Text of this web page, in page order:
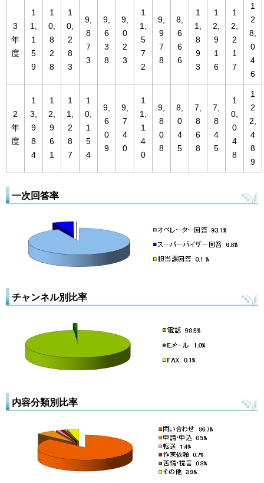
3
年
度
1
1,
1
5
9
1
0,
8
2
8
1
0,
2
8
3
9,
8
7
3
9,
6
3
8
9,
0
2
3
1
1,
5
7
2
9,
9
7
8
8,
6
6
6
1
1,
8
9
3
1
2,
9
1
6
1
2,
2
1
7
1
2
8,
0
4
6
2
年
度
1
3,
9
8
4
1
2,
9
6
1
1
1,
2
8
7
1
0,
1
5
4
9,
6
0
9
9,
7
4
0
1
1,
1
4
0
9,
8
0
8
8,
0
4
5
7,
8
6
8
7,
8
4
5
1
0,
0
4
8
1
2
2,
4
8
9
一次回答率
チャンネル別比率
内容分類別比率